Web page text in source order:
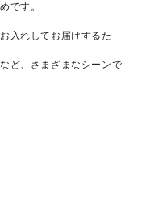
です。
入れしてお届けするた
ど、さまざまなシーンで